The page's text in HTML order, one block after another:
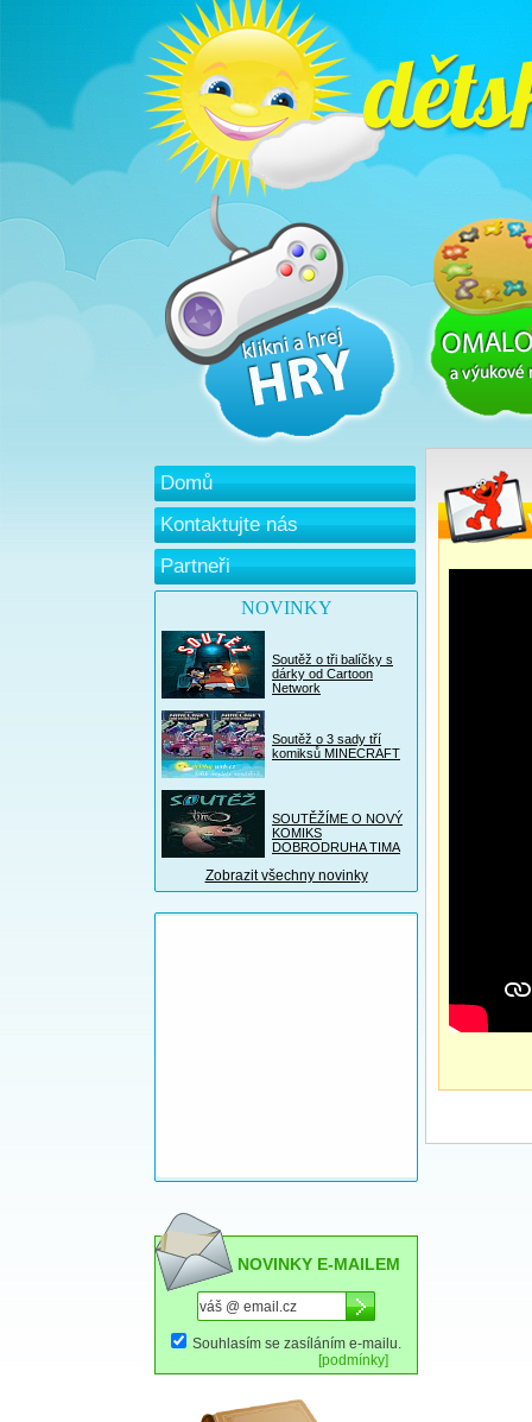
Domů
Kontaktujte nás
Partneři
NOVINKY
Soutěž o tři balíčky s
dárky od Cartoon
Network
Soutěž o 3 sady tří
komiksů MINECRAFT
SOUTĚŽÍME O NOVÝ
KOMIKS
DOBRODRUHA TIMA
Zobrazit všechny novinky
NOVINKY E-MAILEM
Souhlasím se zasíláním e-mailu.
[podmínky]